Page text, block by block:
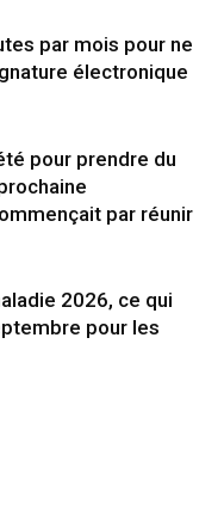
par mois pour ne
électronique
pour prendre du
par réunir
2026, ce qui
pour les